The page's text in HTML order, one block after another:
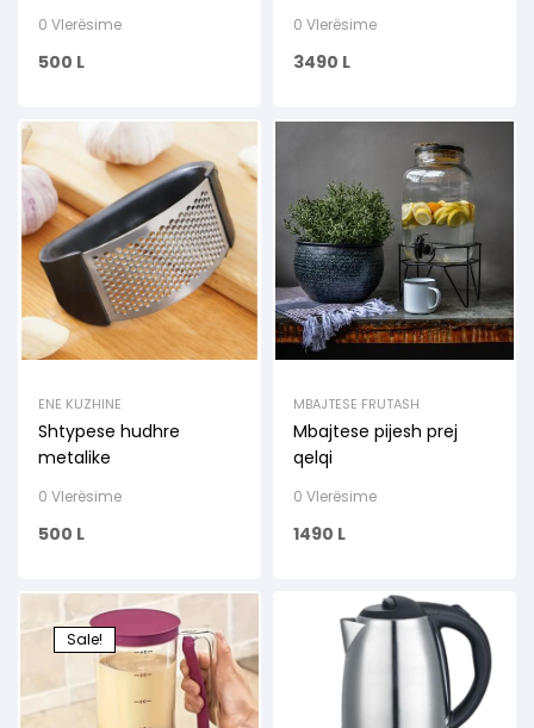
0 Vlerësime
500 L
0 Vlerësime
3490 L
ENE KUZHINE
Shtypese hudhre
metalike
0 Vlerësime
500 L
MBAJTESE FRUTASH
Mbajtese pijesh prej
qelqi
0 Vlerësime
1490 L
Sale!